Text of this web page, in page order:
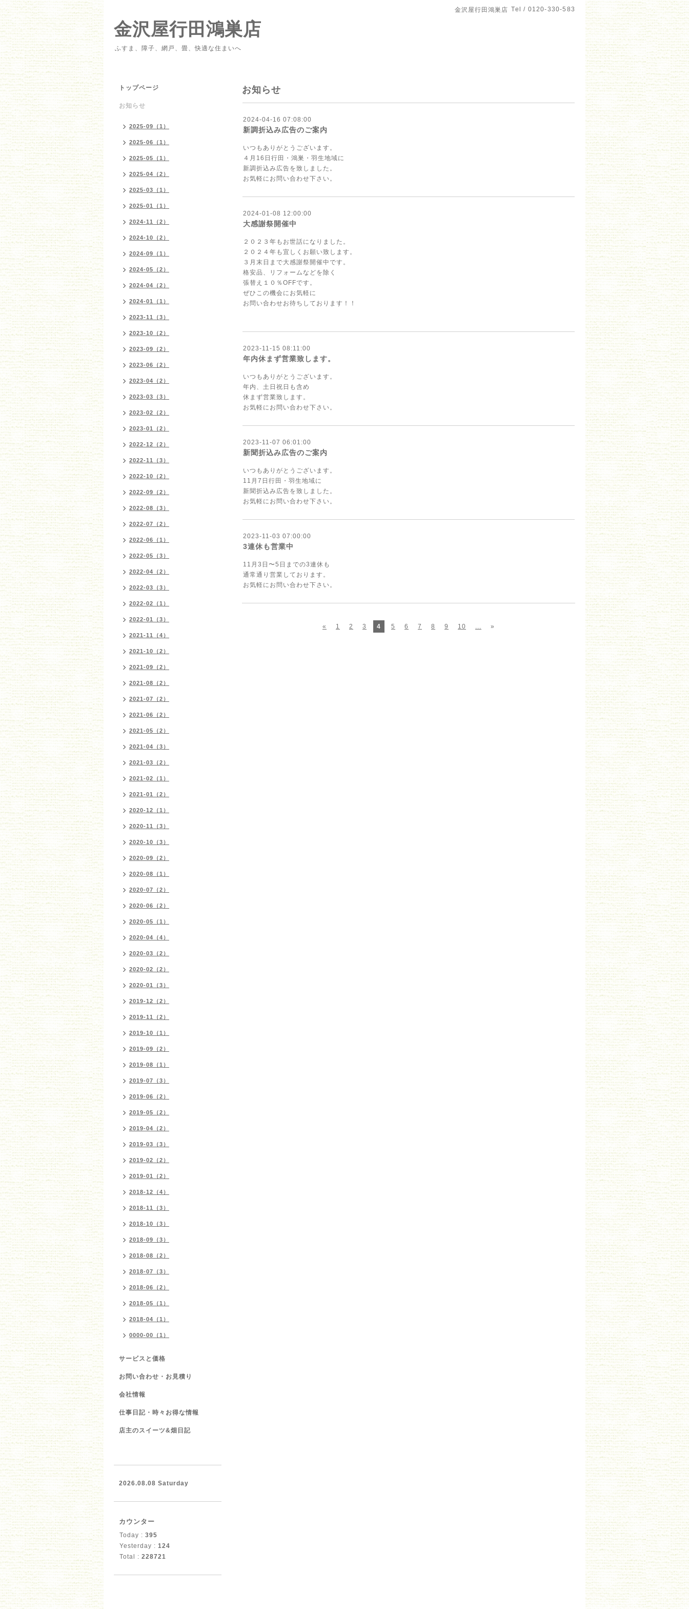
金沢屋行田鴻巣店 Tel / 0120-330-583
金沢屋行田鴻巣店
ふすま、障子、網戸、畳、快適な住まいへ
お知らせ
2024-04-16 07:08:00
新調折込み広告のご案内
いつもありがとうございます。
４月16日行田・鴻巣・羽生地域に
新調折込み広告を致しました。
お気軽にお問い合わせ下さい。
2024-01-08 12:00:00
大感謝祭開催中
２０２３年もお世話になりました。
２０２４年も宜しくお願い致します。
３月末日まで大感謝祭開催中です。
格安品、リフォームなどを除く
張替え１０％OFFです。
ぜひこの機会にお気軽に
お問い合わせお待ちしております！！
2023-11-15 08:11:00
年内休まず営業致します。
いつもありがとうございます。
年内、土日祝日も含め
休まず営業致します。
お気軽にお問い合わせ下さい。
2023-11-07 06:01:00
新聞折込み広告のご案内
いつもありがとうございます。
11月7日行田・羽生地域に
新聞折込み広告を致しました。
お気軽にお問い合わせ下さい。
2023-11-03 07:00:00
3連休も営業中
11月3日〜5日までの3連休も
通常通り営業しております。
お気軽にお問い合わせ下さい。
« 1 2 3 4 5 6 7 8 9 10 ... »
トップページ
お知らせ
2025-09（1）
2025-06（1）
2025-05（1）
2025-04（2）
2025-03（1）
2025-01（1）
2024-11（2）
2024-10（2）
2024-09（1）
2024-05（2）
2024-04（2）
2024-01（1）
2023-11（3）
2023-10（2）
2023-09（2）
2023-06（2）
2023-04（2）
2023-03（3）
2023-02（2）
2023-01（2）
2022-12（2）
2022-11（3）
2022-10（2）
2022-09（2）
2022-08（3）
2022-07（2）
2022-06（1）
2022-05（3）
2022-04（2）
2022-03（3）
2022-02（1）
2022-01（3）
2021-11（4）
2021-10（2）
2021-09（2）
2021-08（2）
2021-07（2）
2021-06（2）
2021-05（2）
2021-04（3）
2021-03（2）
2021-02（1）
2021-01（2）
2020-12（1）
2020-11（3）
2020-10（3）
2020-09（2）
2020-08（1）
2020-07（2）
2020-06（2）
2020-05（1）
2020-04（4）
2020-03（2）
2020-02（2）
2020-01（3）
2019-12（2）
2019-11（2）
2019-10（1）
2019-09（2）
2019-08（1）
2019-07（3）
2019-06（2）
2019-05（2）
2019-04（2）
2019-03（3）
2019-02（2）
2019-01（2）
2018-12（4）
2018-11（3）
2018-10（3）
2018-09（3）
2018-08（2）
2018-07（3）
2018-06（2）
2018-05（1）
2018-04（1）
0000-00（1）
サービスと価格
お問い合わせ・お見積り
会社情報
仕事日記・時々お得な情報
店主のスイーツ&畑日記
2026.08.08 Saturday
カウンター
Today : 395
Yesterday : 124
Total : 228721